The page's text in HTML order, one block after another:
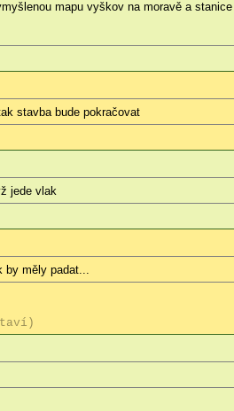
mapu vyškov na moravě a
stavba bude pokračovat
jede vlak
měly padat...